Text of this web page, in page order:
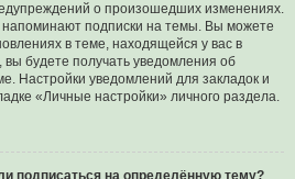
о произошедших изменениях.
напоминают подписки на темы. Вы можете
в теме, находящейся у вас в
вы будете получать уведомления об
Настройки уведомлений для закладок и
«Личные настройки» личного раздела.
подписаться на определённую тему?